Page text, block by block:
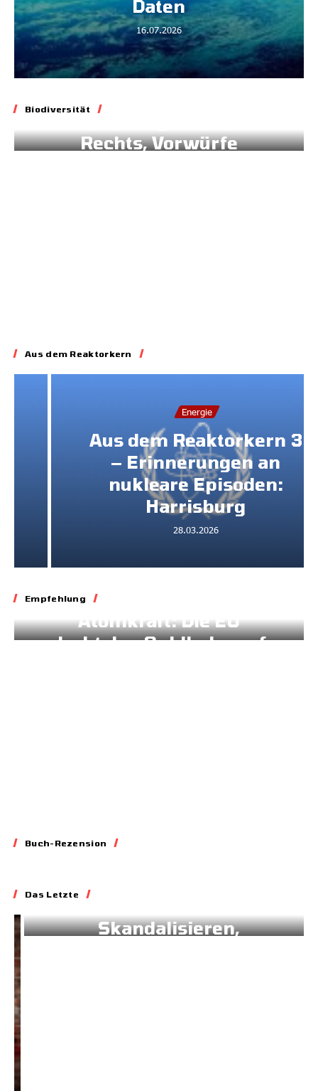
Daten
16.07.2026
Biodiversität
Blockade geltenden
Rechts, Vorwürfe
Aus dem Reaktorkern
Energie
Aus dem Reaktorkern 3
– Erinnerungen an
nukleare Episoden:
Harrisburg
28.03.2026
Empfehlung
Atomkraft: Die EU
dreht den Geldhahn auf
Buch-Rezension
Das Letzte
Skandalisieren,